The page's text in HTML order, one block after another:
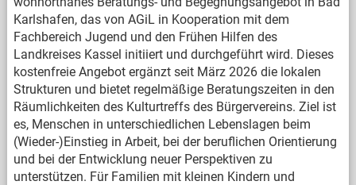
Karlshafen, das von AGiL in Kooperation mit dem
Fachbereich Jugend und den Frühen Hilfen des
Landkreises Kassel initiiert und durchgeführt wird. Dieses
kostenfreie Angebot ergänzt seit März 2026 die lokalen
Strukturen und bietet regelmäßige Beratungszeiten in den
Räumlichkeiten des Kulturtreffs des Bürgervereins. Ziel ist
es, Menschen in unterschiedlichen Lebenslagen beim
(Wieder-)Einstieg in Arbeit, bei der beruflichen Orientierung
und bei der Entwicklung neuer Perspektiven zu
unterstützen. Für Familien mit kleinen Kindern und